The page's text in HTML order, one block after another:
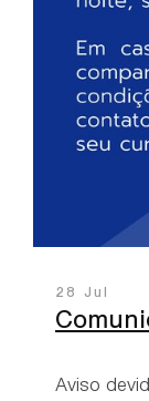
28 Jul
Aviso